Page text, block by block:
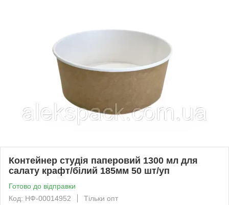
Контейнер студія паперовий 1300 мл для
салату крафт/білий 185мм 50 шт/уп
Готово до відправки
Код: НФ-00014952
Тільки опт